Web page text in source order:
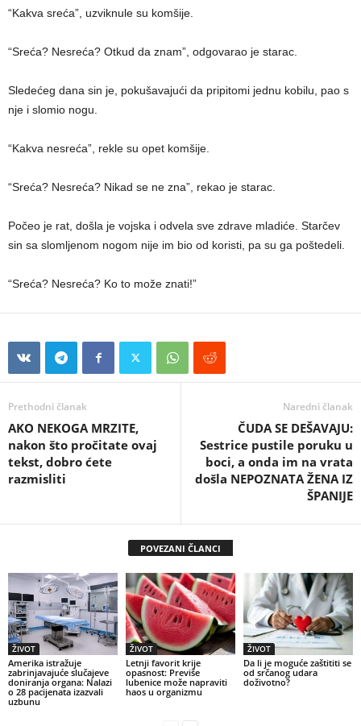
“Kakva sreća”, uzviknule su komšije.
“Sreća? Nesreća? Otkud da znam”, odgovarao je starac.
Sledećeg dana sin je, pokušavajući da pripitomi jednu kobilu, pao s
nje i slomio nogu.
“Kakva nesreća”, rekle su opet komšije.
“Sreća? Nesreća? Nikad se ne zna”, rekao je starac.
Počeo je rat, došla je vojska i odvela sve zdrave mladiće. Starčev
sin sa slomljenom nogom nije im bio od koristi, pa su ga poštedeli.
“Sreća? Nesreća? Ko to može znati!”
Prethodni članak
AKO NEKOGA MRZITE,
nakon što pročitate ovaj
tekst, dobro ćete
razmisliti
Naredni članak
ČUDA SE DEŠAVAJU:
Sestrice pustile poruku u
boci, a onda im na vrata
došla NEPOZNATA ŽENA IZ
ŠPANIJE
POVEZANI ČLANCI
ŽIVOT
Amerika istražuje
zabrinjavajuće slučajeve
doniranja organa: Nalazi
o 28 pacijenata izazvali
uzbunu
ŽIVOT
Letnji favorit krije
opasnost: Previše
lubenice može napraviti
haos u organizmu
ŽIVOT
Da li je moguće zaštititi se
od srčanog udara
doživotno?